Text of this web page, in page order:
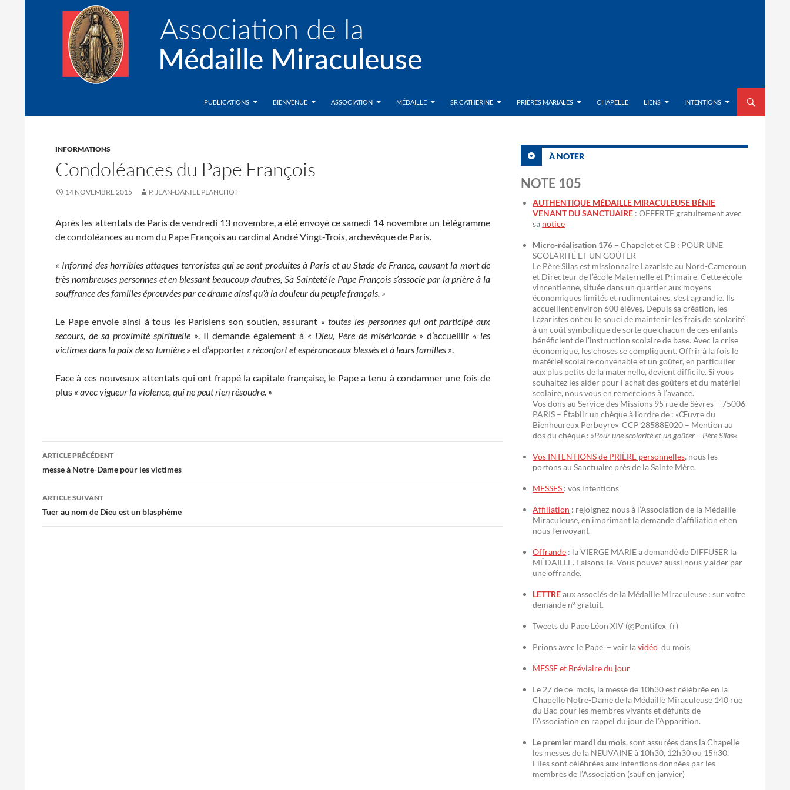
Association de la Médaille MiraculeusePUBLICATIONS
BIENVENUE ASSOCIATION MÉDAILLE SR CATHERINE PRIÈRES MARIALES CHAPELLE LIENS INTENTIONS
INFORMATIONS
Condoléances du Pape François
14 NOVEMBRE 2015 P. JEAN-DANIEL PLANCHOT
Après les attentats de Paris de vendredi 13 novembre, a été envoyé ce samedi 14 novembre un télégramme
de condoléances au nom du Pape François au cardinal André Vingt-Trois, archevêque de Paris.
« Informé des horribles attaques terroristes qui se sont produites à Paris et au Stade de France, causant la mort de
très nombreuses personnes et en blessant beaucoup d’autres, Sa Sainteté le Pape François s’associe par la prière à la
souffrance des familles éprouvées par ce drame ainsi qu’à la douleur du peuple français. »
Le Pape envoie ainsi à tous les Parisiens son soutien, assurant « toutes les personnes qui ont participé aux
secours, de sa proximité spirituelle ». Il demande également à « Dieu, Père de miséricorde » d’accueillir « les
victimes dans la paix de sa lumière » et d’apporter « réconfort et espérance aux blessés et à leurs familles ».
Face à ces nouveaux attentats qui ont frappé la capitale française, le Pape a tenu à condamner une fois de
plus « avec vigueur la violence, qui ne peut rien résoudre. »
Navigation
des
articles
ARTICLE PRÉCÉDENT
messe à Notre-Dame pour les victimes
ARTICLE SUIVANT
Tuer au nom de Dieu est un blasphème
À NOTER
NOTE 105
AUTHENTIQUE MÉDAILLE MIRACULEUSE BÉNIE
VENANT DU SANCTUAIRE : OFFERTE gratuitement avec
sa notice
Micro-réalisation 176 – Chapelet et CB : POUR UNE
SCOLARITÉ ET UN GOÛTER
Le Père Silas est missionnaire Lazariste au Nord-Cameroun
et Directeur de l’école Maternelle et Primaire. Cette école
vincentienne, située dans un quartier aux moyens
économiques limités et rudimentaires, s’est agrandie. Ils
accueillent environ 600 élèves. Depuis sa création, les
Lazaristes ont eu le souci de maintenir les frais de scolarité
à un coût symbolique de sorte que chacun de ces enfants
bénéficient de l’instruction scolaire de base. Avec la crise
économique, les choses se compliquent. Offrir à la fois le
matériel scolaire convenable et un goûter, en particulier
aux plus petits de la maternelle, devient difficile. Si vous
souhaitez les aider pour l’achat des goûters et du matériel
scolaire, nous vous en remercions à l’avance.
Vos dons au Service des Missions 95 rue de Sèvres – 75006
PARIS – Établir un chèque à l’ordre de : «Œuvre du
Bienheureux Perboyre» CCP 28588E020 – Mention au
dos du chèque : »Pour une scolarité et un goûter – Père Silas«
Vos INTENTIONS de PRIÈRE personnelles, nous les
portons au Sanctuaire près de la Sainte Mère.
MESSES : vos intentions
Affiliation : rejoignez-nous à l’Association de la Médaille
Miraculeuse, en imprimant la demande d’affiliation et en
nous l’envoyant.
Offrande : la VIERGE MARIE a demandé de DIFFUSER la
MÉDAILLE. Faisons-le. Vous pouvez aussi nous y aider par
une offrande.
LETTREaux associés de la Médaille Miraculeuse : sur votre
demande n° gratuit.
Tweets du Pape Léon XIV (@Pontifex_fr)
Prions avec le Pape – voir lavidéo du mois
MESSE et Bréviaire du jour
Le 27 de ce mois, la messe de 10h30 est célébrée en la
Chapelle Notre-Dame de la Médaille Miraculeuse 140 rue
du Bac pour les membres vivants et défunts de
l’Association en rappel du jour de l’Apparition.
Le premier mardi du mois, sont assurées dans la Chapelle
les messes de la NEUVAINE à 10h30, 12h30 ou 15h30.
Elles sont célébrées aux intentions données par les
membres de l’Association (sauf en janvier)